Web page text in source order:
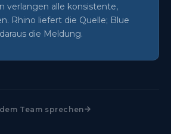
verlangen alle konsistente,
Rhino liefert die Quelle; Blue
die Meldung.
Team sprechen